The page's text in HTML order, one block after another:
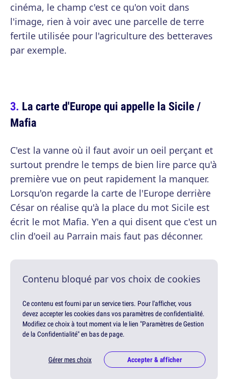
cinéma, le champ c'est ce qu'on voit dans
l'image, rien à voir avec une parcelle de terre
fertile utilisée pour l'agriculture des betteraves
par exemple.
La carte d'Europe qui appelle la Sicile /
Mafia
C'est la vanne où il faut avoir un oeil perçant et
surtout prendre le temps de bien lire parce qu'à
première vue on peut rapidement la manquer.
Lorsqu'on regarde la carte de l'Europe derrière
César on réalise qu'à la place du mot Sicile est
écrit le mot Mafia. Y'en a qui disent que c'est un
clin d'oeil au Parrain mais faut pas déconner.
Contenu bloqué par vos choix de cookies
Ce contenu est fourni par un service tiers. Pour l'afficher, vous
devez accepter les cookies dans vos paramètres de confidentialité.
Modifiez ce choix à tout moment via le lien "Paramètres de Gestion
de la Confidentialité" en bas de page.
Gérer mes choix Accepter & afficher